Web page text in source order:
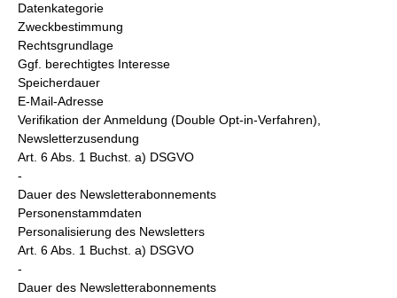
Datenkategorie
Zweckbestimmung
Rechtsgrundlage
Ggf. berechtigtes Interesse
Speicherdauer
E-Mail-Adresse
Verifikation der Anmeldung (Double Opt-in-Verfahren),
Newsletterzusendung
Art. 6 Abs. 1 Buchst. a) DSGVO
-
Dauer des Newsletterabonnements
Personenstammdaten
Personalisierung des Newsletters
Art. 6 Abs. 1 Buchst. a) DSGVO
-
Dauer des Newsletterabonnements